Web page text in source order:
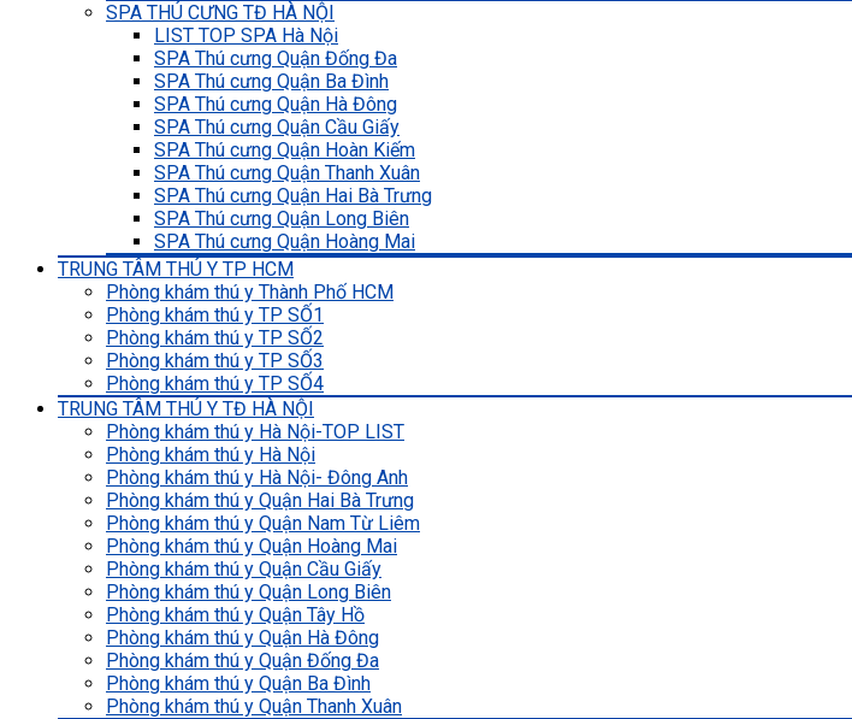
SPA THÚ CƯNG TĐ HÀ NỘI
LIST TOP SPA Hà Nội
SPA Thú cưng Quận Đống Đa
SPA Thú cưng Quận Ba Đình
SPA Thú cưng Quận Hà Đông
SPA Thú cưng Quận Cầu Giấy
SPA Thú cưng Quận Hoàn Kiếm
SPA Thú cưng Quận Thanh Xuân
SPA Thú cưng Quận Hai Bà Trưng
SPA Thú cưng Quận Long Biên
SPA Thú cưng Quận Hoàng Mai
TRUNG TÂM THÚ Y TP HCM
Phòng khám thú y Thành Phố HCM
Phòng khám thú y TP SỐ1
Phòng khám thú y TP SỐ2
Phòng khám thú y TP SỐ3
Phòng khám thú y TP SỐ4
TRUNG TÂM THÚ Y TĐ HÀ NỘI
Phòng khám thú y Hà Nội-TOP LIST
Phòng khám thú y Hà Nội
Phòng khám thú y Hà Nội- Đông Anh
Phòng khám thú y Quận Hai Bà Trưng
Phòng khám thú y Quận Nam Từ Liêm
Phòng khám thú y Quận Hoàng Mai
Phòng khám thú y Quận Cầu Giấy
Phòng khám thú y Quận Long Biên
Phòng khám thú y Quận Tây Hồ
Phòng khám thú y Quận Hà Đông
Phòng khám thú y Quận Đống Đa
Phòng khám thú y Quận Ba Đình
Phòng khám thú y Quận Thanh Xuân